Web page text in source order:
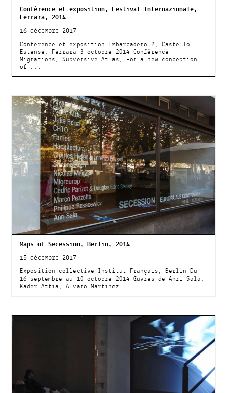
Conférence et exposition, Festival Internazionale,
Ferrara, 2014
16 décembre 2017
Conférence et exposition Imbarcadero 2, Castello
Estense, Ferrara 3 octobre 2014 Conférence
Migrations, Subversive Atlas, For a new conception
of ...
Maps of Secession, Berlin, 2014
15 décembre 2017
Exposition collective Institut Français, Berlin Du
16 septembre au 10 octobre 2014 Œuvres de Anri Sala,
Kader Attia, Álvaro Martínez ...